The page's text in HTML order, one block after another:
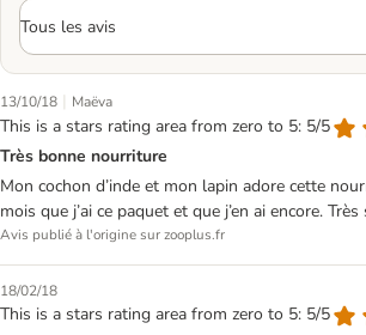
13/10/18 | Maëva
This is a stars rating area from zero to 5: 5/5
Très bonne nourriture
Mon cochon d’inde et mon lapin adore cette
mois que j’ai ce paquet et que j’en ai encore.
Avis publié à l'origine sur zooplus.fr
18/02/18
This is a stars rating area from zero to 5: 5/5